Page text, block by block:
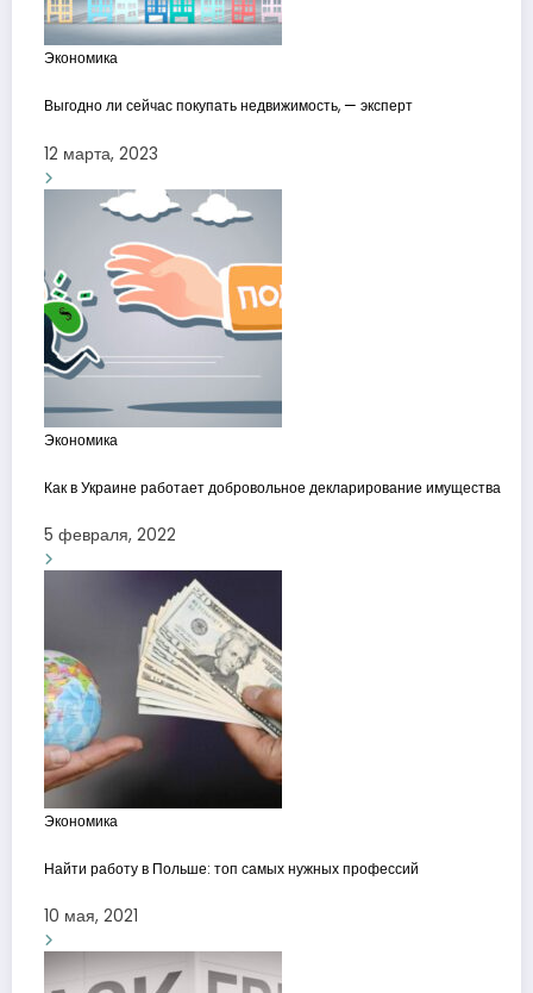
Экономика
Выгодно ли сейчас покупать недвижимость, — эксперт
12 марта, 2023
Экономика
Как в Украине работает добровольное декларирование имущества
5 февраля, 2022
Экономика
Найти работу в Польше: топ самых нужных профессий
10 мая, 2021